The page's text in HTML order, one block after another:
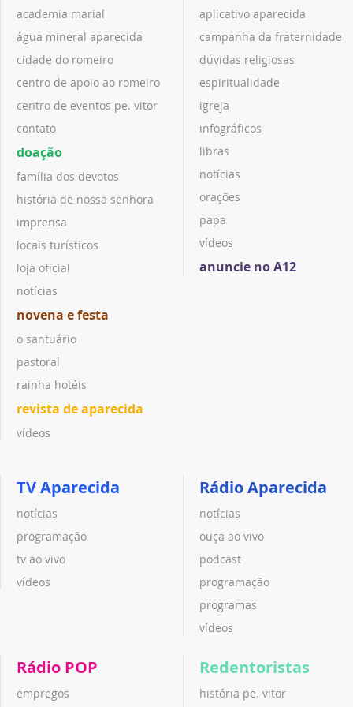
academia marial
água mineral aparecida
cidade do romeiro
centro de apoio ao romeiro
centro de eventos pe. vitor
contato
doação
família dos devotos
história de nossa senhora
imprensa
locais turísticos
loja oficial
notícias
novena e festa
o santuário
pastoral
rainha hotéis
revista de aparecida
vídeos
aplicativo aparecida
campanha da fraternidade
dúvidas religiosas
espiritualidade
igreja
infográficos
libras
notícias
orações
papa
vídeos
anuncie no A12
TV Aparecida
notícias
programação
tv ao vivo
vídeos
Rádio Aparecida
notícias
ouça ao vivo
podcast
programação
programas
vídeos
Rádio POP
empregos
Redentoristas
história pe. vitor